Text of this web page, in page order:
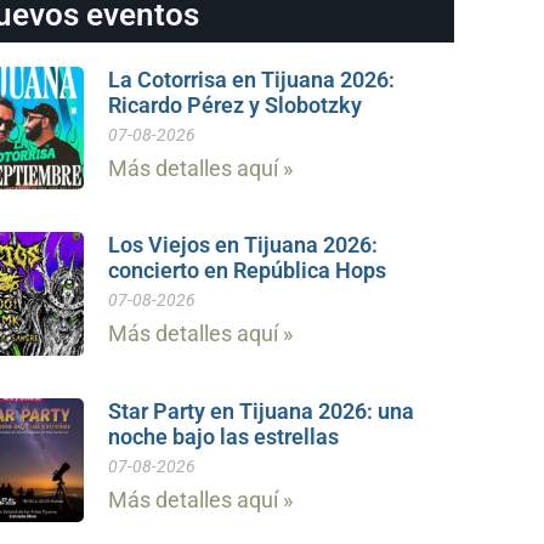
eventos
La Cotorrisa en Tijuana 2026:
Ricardo Pérez y Slobotzky
07-08-2026
Más detalles aquí »
Los Viejos en Tijuana 2026:
concierto en República Hops
07-08-2026
Más detalles aquí »
Star Party en Tijuana 2026: una
noche bajo las estrellas
07-08-2026
Más detalles aquí »